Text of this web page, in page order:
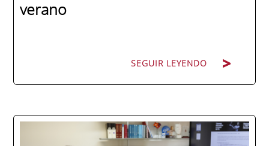
verano
SEGUIR LEYENDO
La promoción 2025/2026 de ENAE Business
School se convirtió en una de las más